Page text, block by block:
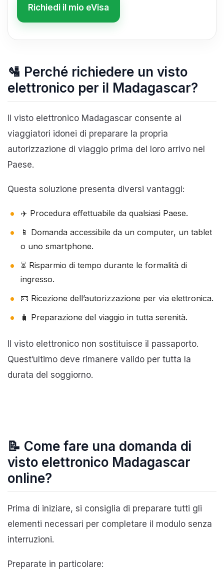
Richiedi il mio eVisa
🛂 Perché richiedere un visto
elettronico per il Madagascar?
Il visto elettronico Madagascar consente ai
viaggiatori idonei di preparare la propria
autorizzazione di viaggio prima del loro arrivo nel
Paese.
Questa soluzione presenta diversi vantaggi:
✈️ Procedura effettuabile da qualsiasi Paese.
📱 Domanda accessibile da un computer, un tablet
o uno smartphone.
⏳ Risparmio di tempo durante le formalità di
ingresso.
📧 Ricezione dell’autorizzazione per via elettronica.
🧳 Preparazione del viaggio in tutta serenità.
Il visto elettronico non sostituisce il passaporto.
Quest’ultimo deve rimanere valido per tutta la
durata del soggiorno.
📝 Come fare una domanda di
visto elettronico Madagascar
online?
Prima di iniziare, si consiglia di preparare tutti gli
elementi necessari per completare il modulo senza
interruzioni.
Preparate in particolare: